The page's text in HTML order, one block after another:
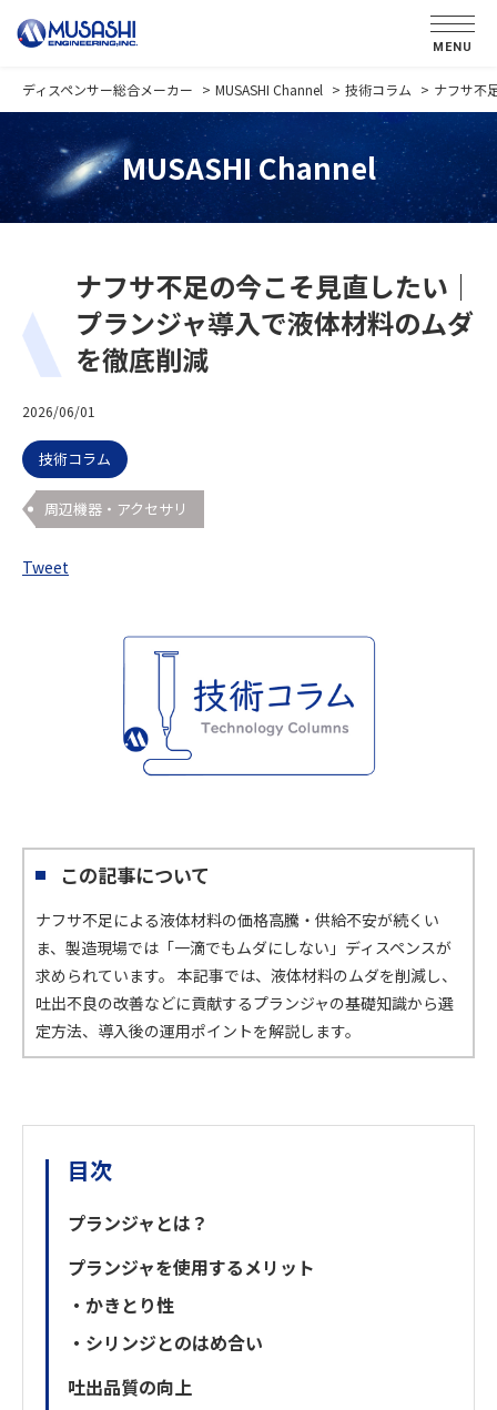
MENU
ディスペンサー総合メーカー MUSASHI Channel 技術コラム ナフサ不
MUSASHI Channel
ナフサ不足の今こそ見直したい｜
プランジャ導入で液体材料のムダ
を徹底削減
2026/06/01
技術コラム
周辺機器・アクセサリ
Tweet
この記事について
ナフサ不足による液体材料の価格高騰・供給不安が続くい
ま、製造現場では「一滴でもムダにしない」ディスペンスが
求められています。 本記事では、液体材料のムダを削減し、
吐出不良の改善などに貢献するプランジャの基礎知識から選
定方法、導入後の運用ポイントを解説します。
目次
プランジャとは？
プランジャを使用するメリット
・かきとり性
・シリンジとのはめ合い
吐出品質の向上